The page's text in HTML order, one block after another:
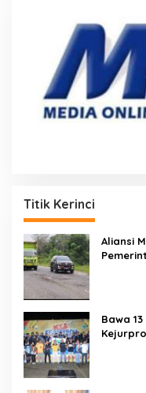
Titik Kerinci
Aliansi
Bawa